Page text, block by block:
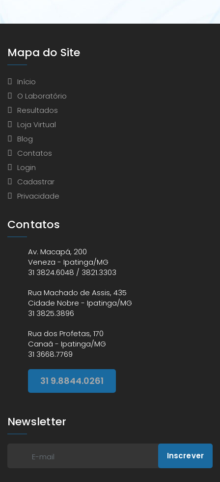
Mapa do Site
Início
O Laboratório
Resultados
Loja Virtual
Blog
Contatos
Login
Cadastrar
Privacidade
Contatos
Av. Macapá, 200
Veneza - Ipatinga/MG
31 3824.6048 / 3821.3303
Rua Machado de Assis, 435
Cidade Nobre - Ipatinga/MG
31 3825.3896
Rua dos Profetas, 170
Canaã - Ipatinga/MG
31 3668.7769
31 9.8844.0261
Newsletter
Inscrever